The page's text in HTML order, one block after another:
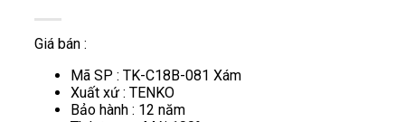
Giá bán :
Mã SP : TK-C18B-081 Xám
Xuất xứ : TENKO
Bảo hành : 12 năm